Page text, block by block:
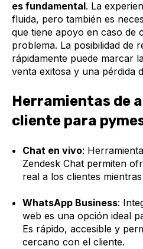
es fundamental. La
fluida, pero también es
que tiene apoyo en caso de
problema. La posibilidad de
rápidamente puede marcar
venta exitosa y una pérdida
Herramientas de
cliente para
Chat en vivo:
Zendesk Chat permiten
real a los clientes
WhatsApp Business:
web es una opción ideal
Es rápido, accesible y
cercano con el cliente.